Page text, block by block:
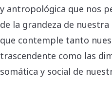
y antropológica que nos
de la grandeza de
que contemple tanto
trascendente como las
somática y social de